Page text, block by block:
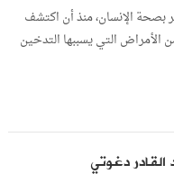
بصحة الإنسان، منذ أن اكتشف
الأمراض التي يسببها التدخين